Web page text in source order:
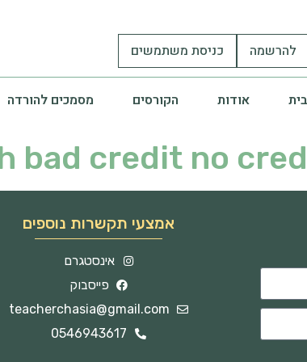
להרשמה כניסת משתמשים
אודות הקורסים מסמכים להורדה
bad credit no
אמצעי תקשרות נוספים
אינסטגרם
פייסבוק
teacherchasia@gmail.com
0546943617